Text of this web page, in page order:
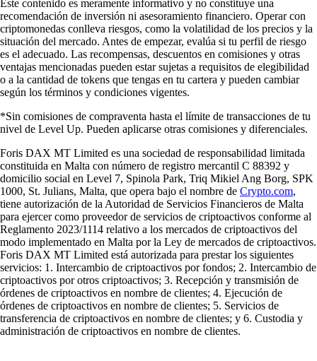
Este contenido es meramente informativo y no constituye una
recomendación de inversión ni asesoramiento financiero. Operar con
criptomonedas conlleva riesgos, como la volatilidad de los precios y la
situación del mercado. Antes de empezar, evalúa si tu perfil de riesgo
es el adecuado. Las recompensas, descuentos en comisiones y otras
ventajas mencionadas pueden estar sujetas a requisitos de elegibilidad
o a la cantidad de tokens que tengas en tu cartera y pueden cambiar
según los términos y condiciones vigentes.
*Sin comisiones de compraventa hasta el límite de transacciones de tu
nivel de Level Up. Pueden aplicarse otras comisiones y diferenciales.
Foris DAX MT Limited es una sociedad de responsabilidad limitada
constituida en Malta con número de registro mercantil C 88392 y
domicilio social en Level 7, Spinola Park, Triq Mikiel Ang Borg, SPK
1000, St. Julians, Malta, que opera bajo el nombre de Crypto.com,
tiene autorización de la Autoridad de Servicios Financieros de Malta
para ejercer como proveedor de servicios de criptoactivos conforme al
Reglamento 2023/1114 relativo a los mercados de criptoactivos del
modo implementado en Malta por la Ley de mercados de criptoactivos.
Foris DAX MT Limited está autorizada para prestar los siguientes
servicios: 1. Intercambio de criptoactivos por fondos; 2. Intercambio de
criptoactivos por otros criptoactivos; 3. Recepción y transmisión de
órdenes de criptoactivos en nombre de clientes; 4. Ejecución de
órdenes de criptoactivos en nombre de clientes; 5. Servicios de
transferencia de criptoactivos en nombre de clientes; y 6. Custodia y
administración de criptoactivos en nombre de clientes.